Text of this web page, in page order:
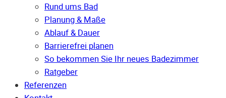
Rund ums Bad
Planung & Maße
Ablauf & Dauer
Barrierefrei planen
So bekommen Sie Ihr neues Badezimmer
Ratgeber
Referenzen